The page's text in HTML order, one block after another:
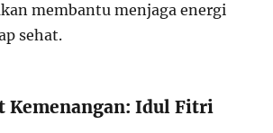
membantu menjaga energi
sehat.
Kemenangan: Idul Fitri